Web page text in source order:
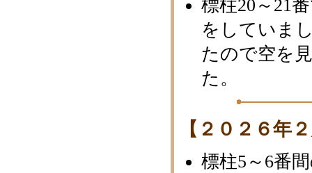
標柱20～21
をしていま
たので空を
た。
【２０２６年
標柱5～6番